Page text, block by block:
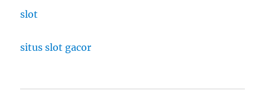
slot
situs slot gacor